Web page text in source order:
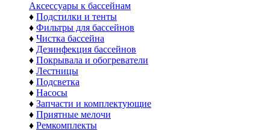
Аксессуары к бассейнам
♦ Подстилки и тенты
♦ Фильтры для бассейнов
♦ Чистка бассейна
♦ Дезинфекция бассейнов
♦ Покрывала и обогреватели
♦ Лестницы
♦ Подсветка
♦ Насосы
♦ Запчасти и комплектующие
♦ Приятные мелочи
♦ Ремкомплекты